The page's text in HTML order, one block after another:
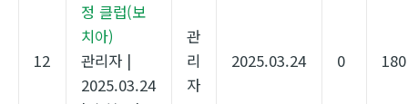
12
정 클럽(보
치아)
관리자 |
2025.03.24
관
리
자
2025.03.24 0 180